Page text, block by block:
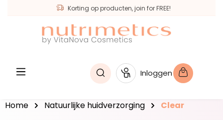
Korting op producten, join for FREE!
Inloggen
Home Natuurlijke huidverzorging Clear